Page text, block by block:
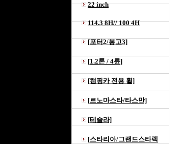
22 inch
114.3 8H// 100 4H
[포터2/봉고3]
[1.2톤 / 4륜]
[캠핑카 전용 휠]
[르노마스타/타스만]
[테슬라]
[스타리아/그랜드스타렉